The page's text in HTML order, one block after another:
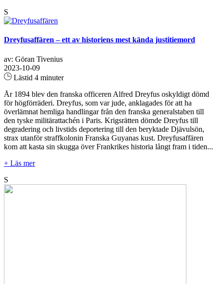
S
Dreyfusaffären – ett av historiens mest kända justitiemord
av: Göran Tivenius
2023-10-09
Lästid 4 minuter
År 1894 blev den franska officeren Alfred Dreyfus oskyldigt dömd
för högförräderi. Dreyfus, som var jude, anklagades för att ha
överlämnat hemliga handlingar från den franska generalstaben till
den tyske militärattachén i Paris. Krigsrätten dömde Dreyfus till
degradering och livstids deportering till den beryktade Djävulsön,
strax utanför straffkolonin Franska Guyanas kust. Dreyfusaffären
kom att kasta sin skugga över Frankrikes historia långt fram i tiden...
+ Läs mer
S